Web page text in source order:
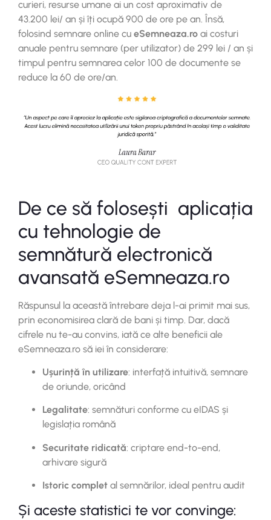
curieri, resurse umane ai un cost aproximativ de
43.200 lei/ an și îți ocupă 900 de ore pe an. Însă,
folosind semnare online cu eSemneaza.ro ai costuri
anuale pentru semnare (per utilizator) de 299 lei / an și
timpul pentru semnarea celor 100 de documente se
reduce la 60 de ore/an.
De ce să folosești aplicația
cu tehnologie de
semnătură electronică
avansată eSemneaza.ro
Răspunsul la această întrebare deja l-ai primit mai sus,
prin economisirea clară de bani și timp. Dar, dacă
cifrele nu te-au convins, iată ce alte beneficii ale
eSemneaza.ro să iei în considerare:
Ușurință în utilizare: interfață intuitivă, semnare
de oriunde, oricând
Legalitate: semnături conforme cu eIDAS și
legislația română
Securitate ridicată: criptare end-to-end,
arhivare sigură
Istoric complet al semnărilor, ideal pentru audit
Și aceste statistici te vor convinge: